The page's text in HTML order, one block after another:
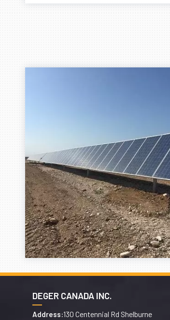
DEGER CANADA INC.
Address:130 Centennial Rd Shelburne